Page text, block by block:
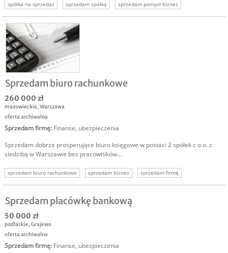
spółka na sprzedaż sprzedam spółkę
sprzedam pomysł biznes
pomysł na biznes
Sprzedam biuro rachunkowe
260 000 zł
mazowieckie,Warszawa
oferta archiwalna
Sprzedam firmę: Finanse, ubezpieczenia
Sprzedam dobrze prosperujące biuro księgowe w postaci 2 spółek z o.o. z
siedzibą w Warszawie bez pracowników....
sprzedam biuro rachunkowe sprzedam biznes sprzedam firmę
Sprzedam placówkę bankową
50 000 zł
podlaskie,Grajewo
oferta archiwalna
Sprzedam firmę: Finanse, ubezpieczenia